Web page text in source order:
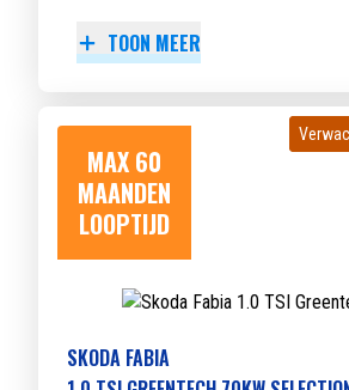
TOON MEER
MAX 60
MAANDEN
LOOPTIJD
SKODA FABIA